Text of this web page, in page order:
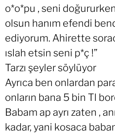
o*o*pu , seni
olsun hanım efendi
ediyorum. Ahirette
ıslah etsin seni p*ç !”
Tarzı şeyler söylüyor
Ayrıca ben onlardan
onların bana 5 bin Tl
Babam ap ayrı zaten ,
kadar, yani kosaca